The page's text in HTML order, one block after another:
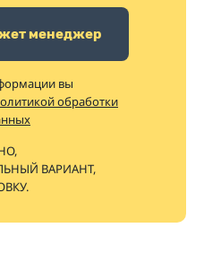
менеджер
вы
обработки
ВАРИАНТ,